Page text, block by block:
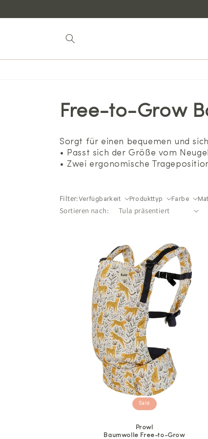
Free-to-Grow
Sorgt für einen bequemen und
• Passt sich der Größe vom
• Zwei ergonomische
Filter: Verfügbarkeit Produkttyp Farbe
Sortieren nach:
Sale
Prowl
Baumwolle Free-to-Grow